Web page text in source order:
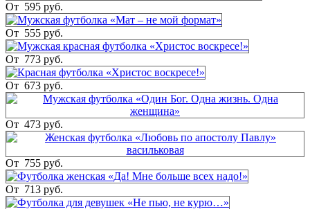
От 595 руб.
От 555 руб.
От 773 руб.
От 673 руб.
От 473 руб.
От 755 руб.
От 713 руб.